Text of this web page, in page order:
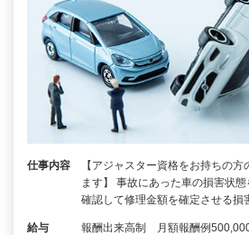
仕事内容
【アジャスター資格をお持ちの
ます】 事故にあった車の損害状
確認して修理金額を確定させる損
給与 報酬出来高制 月額報酬例